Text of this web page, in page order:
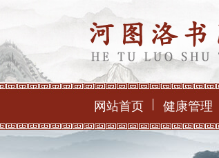
网站首页 健康管理